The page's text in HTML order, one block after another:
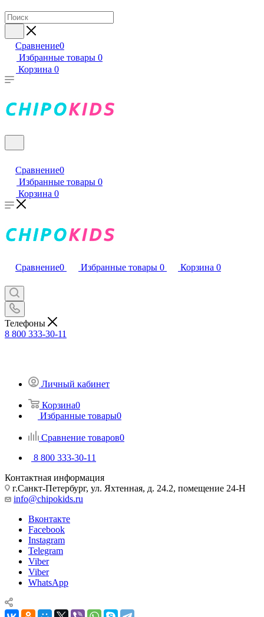
Сравнение0
Избранные товары 0
Корзина 0
Сравнение0
Избранные товары 0
Корзина 0
Сравнение0 Избранные товары 0 Корзина 0
Телефоны
8 800 333-30-11
Личный кабинет
Корзина0
Избранные товары0
Сравнение товаров0
8 800 333-30-11
Контактная информация
г.Санкт-Петербург, ул. Яхтенная, д. 24.2, помещение 24-Н
info@chipokids.ru
Вконтакте
Facebook
Instagram
Telegram
Viber
Viber
WhatsApp